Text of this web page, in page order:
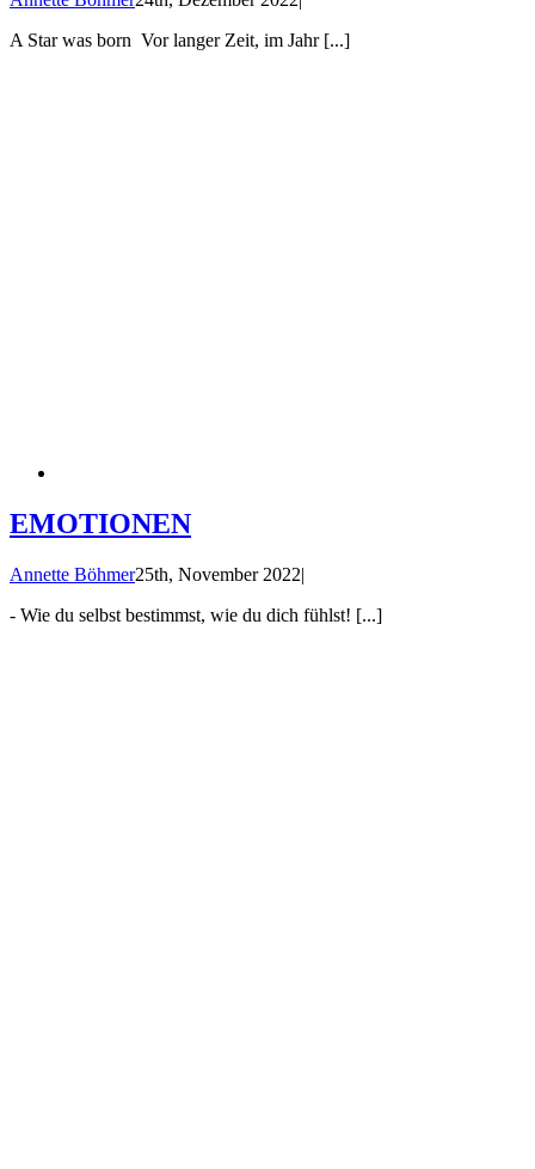
A Star was born Vor langer Zeit, im Jahr [...]
EMOTIONEN
Annette Böhmer25th, November 2022|
- Wie du selbst bestimmst, wie du dich fühlst! [...]